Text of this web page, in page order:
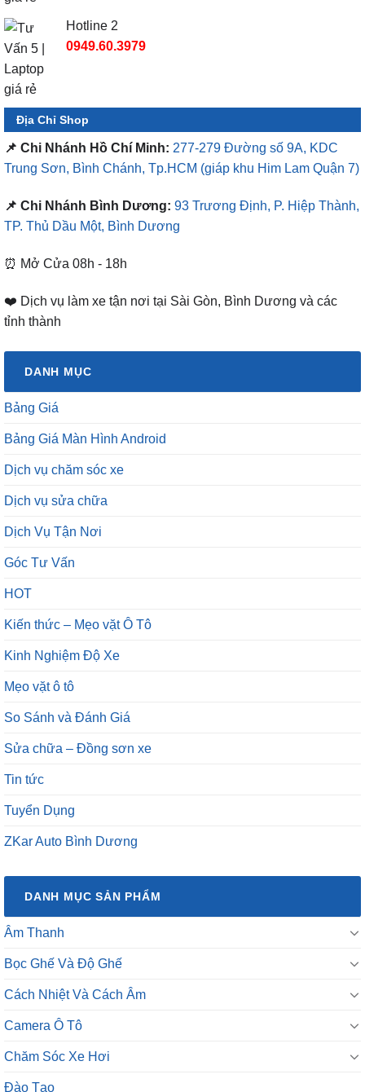
Hotline 2
0949.60.3979
Địa Chỉ Shop
📌 Chi Nhánh Hồ Chí Minh: 277-279 Đường số 9A, KDC
Trung Sơn, Bình Chánh, Tp.HCM (giáp khu Him Lam Quận 7)
📌 Chi Nhánh Bình Dương: 93 Trương Định, P. Hiệp Thành,
TP. Thủ Dầu Một, Bình Dương
⏰ Mở Cửa 08h - 18h
❤️ Dịch vụ làm xe tận nơi tại Sài Gòn, Bình Dương và các
tỉnh thành
DANH MỤC
Bảng Giá
Bảng Giá Màn Hình Android
Dịch vụ chăm sóc xe
Dịch vụ sửa chữa
Dịch Vụ Tận Nơi
Góc Tư Vấn
HOT
Kiến thức – Mẹo vặt Ô Tô
Kinh Nghiệm Độ Xe
Mẹo vặt ô tô
So Sánh và Đánh Giá
Sửa chữa – Đồng sơn xe
Tin tức
Tuyển Dụng
ZKar Auto Bình Dương
DANH MỤC SẢN PHẨM
Âm Thanh
Bọc Ghế Và Độ Ghế
Cách Nhiệt Và Cách Âm
Camera Ô Tô
Chăm Sóc Xe Hơi
Đào Tạo